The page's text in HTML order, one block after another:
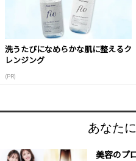
洗うたびになめらかな肌に整えるク
レンジング
(PR)
あなた
美容のプ